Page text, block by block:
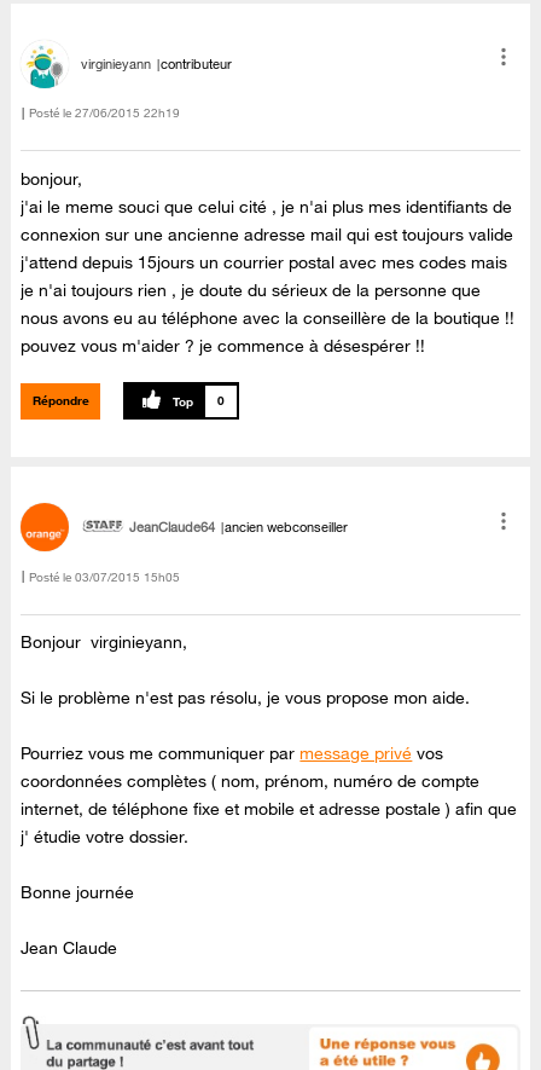
virginieyann contributeur
Posté le ‎27/06/2015 22h19
bonjour,
j'ai le meme souci que celui cité , je n'ai plus mes identifiants de
connexion sur une ancienne adresse mail qui est toujours valide
j'attend depuis 15jours un courrier postal avec mes codes mais
je n'ai toujours rien , je doute du sérieux de la personne que
nous avons eu au téléphone avec la conseillère de la boutique !!
pouvez vous m'aider ? je commence à désespérer !!
Répondre 0
JeanClaude64 ancien webconseiller
Posté le ‎03/07/2015 15h05
Bonjour virginieyann,
Si le problème n'est pas résolu, je vous propose mon aide.
Pourriez vous me communiquer parmessage privé vos
coordonnées complètes ( nom, prénom, numéro de compte
internet, de téléphone fixe et mobile et adresse postale ) afin que
j' étudie votre dossier.
Bonne journée
Jean Claude